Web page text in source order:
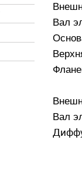
Вал
Вал